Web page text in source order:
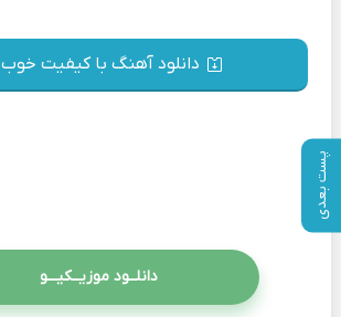
پست بعدی
دانلود آهنگ با کیفیت خوب 128
دانلــود موزیــکیـــو